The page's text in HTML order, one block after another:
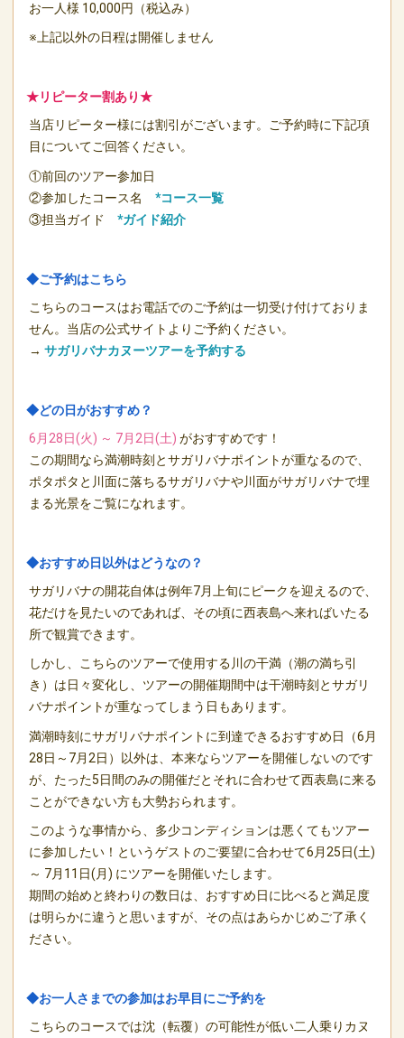
お一人様 10,000円（税込み）
※上記以外の日程は開催しません
★リピーター割あり★
当店リピーター様には割引がございます。ご予約時に下記項
目についてご回答ください。
①前回のツアー参加日
②参加したコース名 *コース一覧
③担当ガイド *ガイド紹介
◆ご予約はこちら
こちらのコースはお電話でのご予約は一切受け付けておりま
せん。当店の公式サイトよりご予約ください。
→ サガリバナカヌーツアーを予約する
◆どの日がおすすめ？
6月28日(火) ～ 7月2日(土) がおすすめです！
この期間なら満潮時刻とサガリバナポイントが重なるので、
ポタポタと川面に落ちるサガリバナや川面がサガリバナで埋
まる光景をご覧になれます。
◆おすすめ日以外はどうなの？
サガリバナの開花自体は例年7月上旬にピークを迎えるので、
花だけを見たいのであれば、その頃に西表島へ来ればいたる
所で観賞できます。
しかし、こちらのツアーで使用する川の干満（潮の満ち引
き）は日々変化し、ツアーの開催期間中は干潮時刻とサガリ
バナポイントが重なってしまう日もあります。
満潮時刻にサガリバナポイントに到達できるおすすめ日（6月
28日～7月2日）以外は、本来ならツアーを開催しないのです
が、たった5日間のみの開催だとそれに合わせて西表島に来る
ことができない方も大勢おられます。
このような事情から、多少コンディションは悪くてもツアー
に参加したい！というゲストのご要望に合わせて6月25日(土)
～ 7月11日(月) にツアーを開催いたします。
期間の始めと終わりの数日は、おすすめ日に比べると満足度
は明らかに違うと思いますが、その点はあらかじめご了承く
ださい。
◆お一人さまでの参加はお早目にご予約を
こちらのコースでは沈（転覆）の可能性が低い二人乗りカヌ